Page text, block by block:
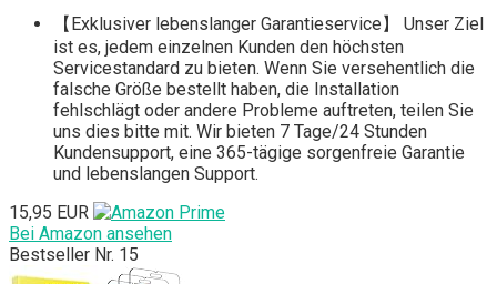
【Exklusiver lebenslanger Garantieservice】 Unser Ziel
ist es, jedem einzelnen Kunden den höchsten
Servicestandard zu bieten. Wenn Sie versehentlich die
falsche Größe bestellt haben, die Installation
fehlschlägt oder andere Probleme auftreten, teilen Sie
uns dies bitte mit. Wir bieten 7 Tage/24 Stunden
Kundensupport, eine 365-tägige sorgenfreie Garantie
und lebenslangen Support.
15,95 EUR
Bei Amazon ansehen
Bestseller Nr. 15